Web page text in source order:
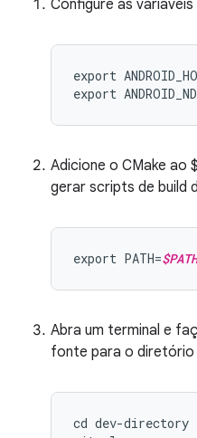
Configure as
export
export
Adicione o CMake ao
gerar scripts de build
export PATH=
Abra um terminal e
fonte para o diretório
cd dev-directory